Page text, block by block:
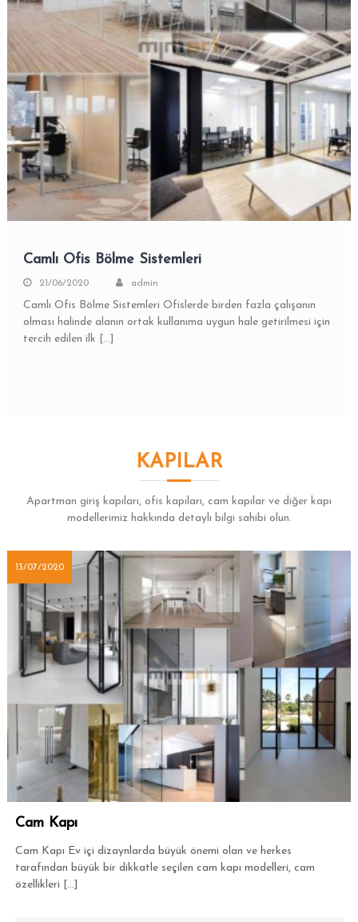
Camlı Ofis Bölme Sistemleri
21/06/2020 admin
Camlı Ofis Bölme Sistemleri Ofislerde birden fazla çalışanın
olması halinde alanın ortak kullanıma uygun hale getirilmesi için
tercih edilen ilk […]
KAPILAR
Apartman giriş kapıları, ofis kapıları, cam kapılar ve diğer kapı
modellerimiz hakkında detaylı bilgi sahibi olun.
13/07/2020
Cam Kapı
Cam Kapı Ev içi dizaynlarda büyük önemi olan ve herkes
tarafından büyük bir dikkatle seçilen cam kapı modelleri, cam
özellikleri […]